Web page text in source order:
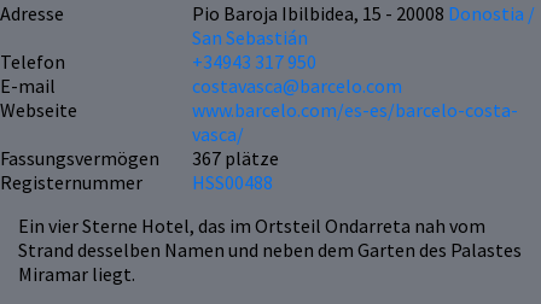
Ein vier Sterne Hotel, das im Ortsteil Ondarreta nah vom
Strand desselben Namen und neben dem Garten des Palastes
Miramar liegt.
Adresse Pio Baroja Ibilbidea, 15 - 20008 Donostia /
San Sebastián
Telefon
+34943 317 950
E-mail
costavasca@barcelo.com
Webseite
www.barcelo.com/es-es/barcelo-costa-
vasca/
Fassungsvermögen
367 plätze
Registernummer
HSS00488